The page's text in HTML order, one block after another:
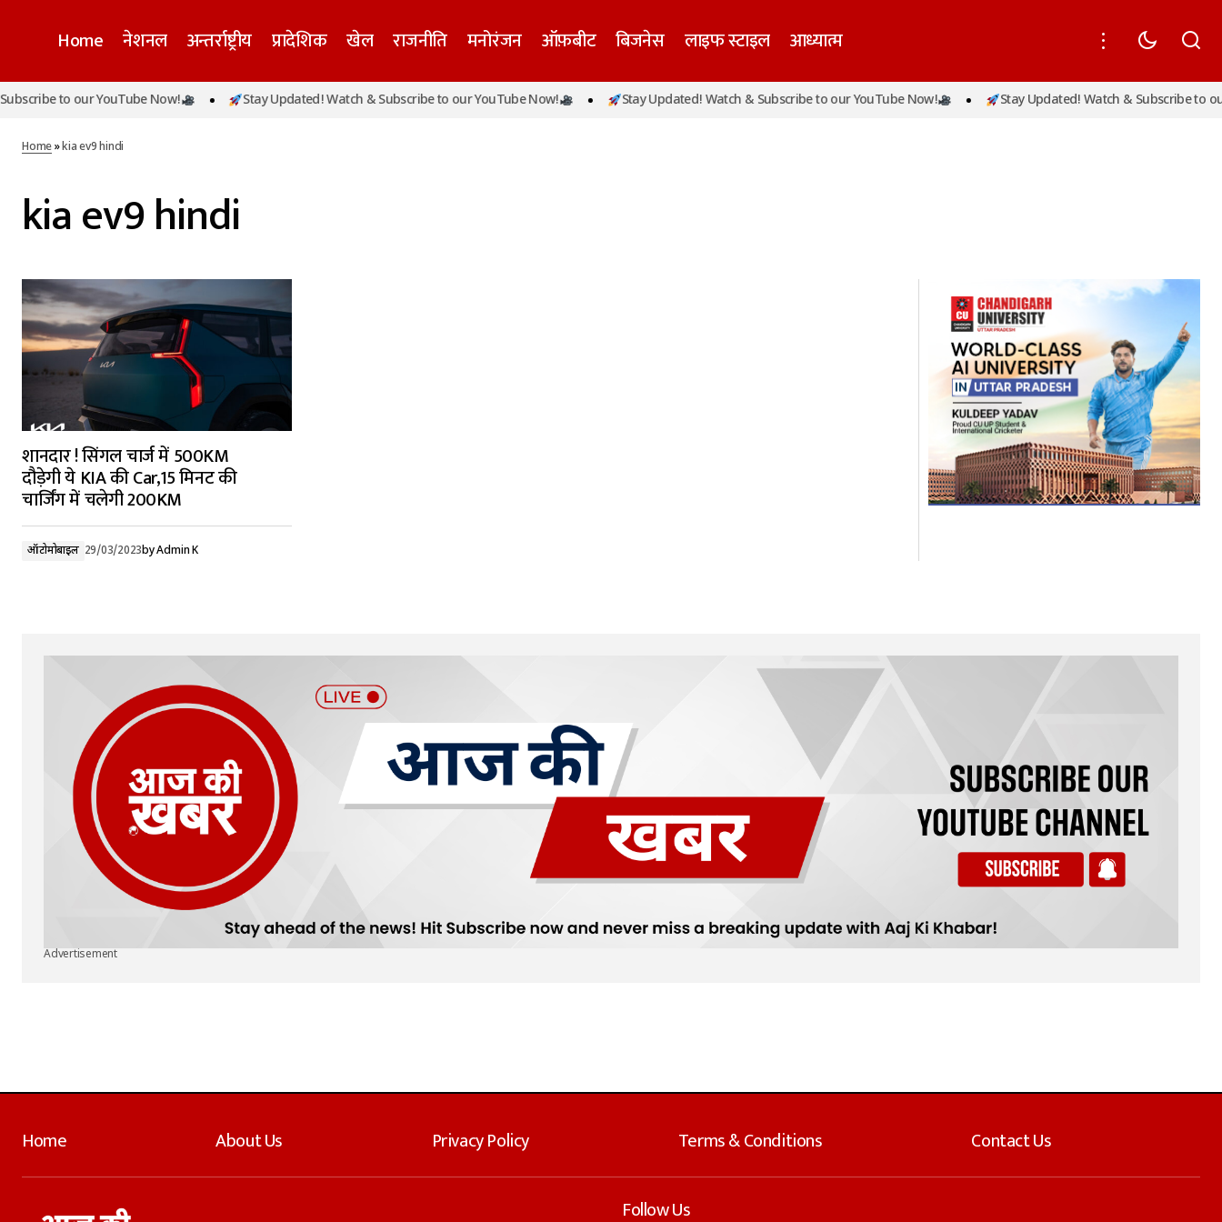
Home नेशनल अन्तर्राष्ट्रीय प्रादेशिक खेल राजनीति मनोरंजन ऑफ़बीट बिजनेस लाइफ स्टाइल आध्यात्म
to our YouTube Now! Stay Updated! Watch & Subscribe to our YouTube Now! Stay Updated! Watch & Subscribe to our YouTube Now! Stay Updated! Watch & Subscribe to our
Home»kia ev9 hindi
kia ev9 hindi
शानदार ! सिंगल चार्ज में 500KM
दौड़ेगी ये KIA की Car,15 मिनट की
चार्जिंग में चलेगी 200KM
ऑटोमोबाइल 29/03/2023byAdmin K
Advertisement
Home About Us Privacy Policy Terms & Conditions Contact Us
Follow Us